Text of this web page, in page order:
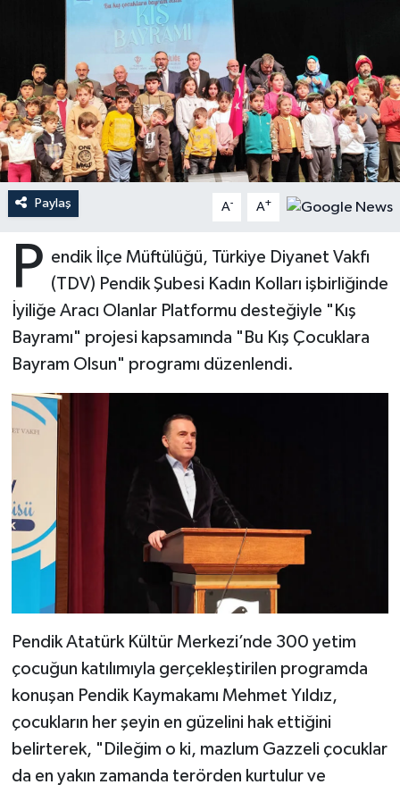
Paylaş A- A+
P endik İlçe Müftülüğü, Türkiye Diyanet Vakfı
(TDV) Pendik Şubesi Kadın Kolları işbirliğinde
İyiliğe Aracı Olanlar Platformu desteğiyle "Kış
Bayramı" projesi kapsamında "Bu Kış Çocuklara
Bayram Olsun" programı düzenlendi.
Pendik Atatürk Kültür Merkezi’nde 300 yetim
çocuğun katılımıyla gerçekleştirilen programda
konuşan Pendik Kaymakamı Mehmet Yıldız,
çocukların her şeyin en güzelini hak ettiğini
belirterek, "Dileğim o ki, mazlum Gazzeli çocuklar
da en yakın zamanda terörden kurtulur ve
Ardahan Müftülüğü
Artvin Müftülüğü
Aydın Müftülüğü
Balıkesir Müftülüğü
Bartın Müftülüğü
Batman Müftülüğü
Bayburt Müftülüğü
Bilecik Müftülüğü
Bingöl Müftülüğü
Bitlis Müftülüğü
Bolu Müftülüğü
Burdur Müftülüğü
Bursa Müftülüğü
Çankırı Müftülüğü
Çorum Müftülüğü
Denizli Müftülüğü
Kudüs
Kurban
Mukabele
Peygamberimizin Hayatı
Ramazan
Sahabeler
Zekat
Hutbeler
DİYANET AKADEMİ
DİYANET GENÇLİK
DİYANET RADYO/TV
DEPREM
Dünya
Eğitim
Kültür-Sanat
Aile
Makaleler
Ekonomi
Bilim, Teknoloji
Biyografiler
Diyanet TV